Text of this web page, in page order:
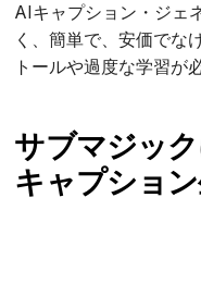
AIキャプション・ジェ
く、簡単で、安価でな
トールや過度な学習が
サブマジッ
キャプション